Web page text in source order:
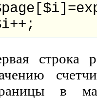
строка
в